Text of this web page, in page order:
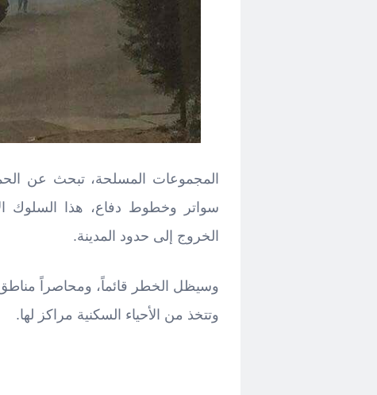
المجموعات المسلحة، تبحث عن
سواتر وخطوط دفاع، هذا السلوك
الخروج إلى حدود المدينة.
وسيظل الخطر قائماً، ومحاصراً
وتتخذ من الأحياء السكنية مراكز لها.